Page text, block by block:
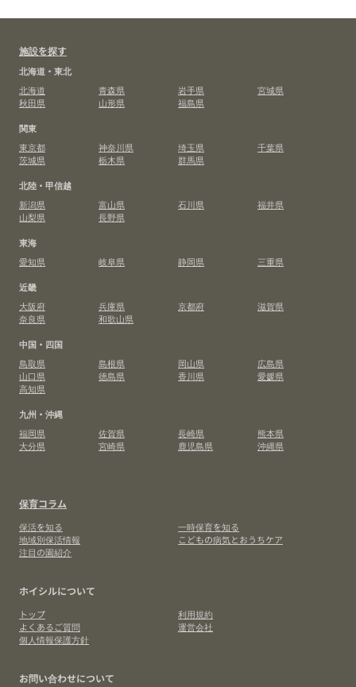
施設を探す
北海道・東北
北海道
青森県 岩手県
宮城県
秋田県
山形県
福島県
関東
東京都
神奈川県 埼玉県
千葉県
茨城県
栃木県
群馬県
北陸・甲信越
新潟県
富山県 石川県
福井県
山梨県
長野県
東海
愛知県
岐阜県 静岡県
三重県
近畿
大阪府
兵庫県 京都府
滋賀県
奈良県
和歌山県
中国・四国
鳥取県
島根県 岡山県
広島県
山口県
徳島県 香川県
愛媛県
高知県
九州・沖縄
福岡県
佐賀県 長崎県
熊本県
大分県
宮崎県 鹿児島県 沖縄県
保育コラム
保活を知る
一時保育を知る
地域別保活情報
こどもの病気とおうちケア
注目の園紹介
ホイシルについて
トップ
利用規約
よくあるご質問
運営会社
個人情報保護方針
お問い合わせについて